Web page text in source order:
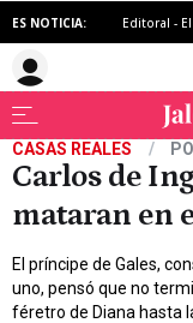
ES NOTICIA: Editoral -
CASAS REALES
Carlos de
mataran en
El príncipe de Gales,
uno, pensó que no
féretro de Diana hasta